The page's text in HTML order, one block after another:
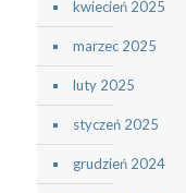
kwiecień 2025
marzec 2025
luty 2025
styczeń 2025
grudzień 2024